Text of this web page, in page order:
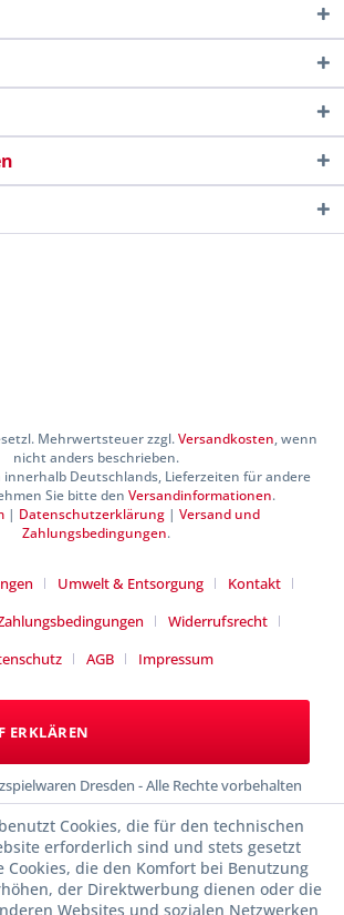
Mehrwertsteuer zzgl.Versandkosten, wenn
nicht anders beschrieben.
Deutschlands, Lieferzeiten für andere
Sie bitte den Versandinformationen.
| Datenschutzerklärung | Versand und
Zahlungsbedingungen.
Umwelt & Entsorgung
Kontakt
Widerrufsrecht
AGB Impressum
ERKLÄREN
Dresden - Alle Rechte vorbehalten
Cookies, die für den technischen
erforderlich sind und stets gesetzt
Cookies, die den Komfort bei Benutzung
der Direktwerbung dienen oder die
Websites und sozialen Netzwerken